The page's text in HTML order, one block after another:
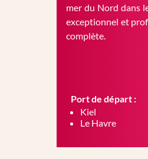
mer du Nord dans
exceptionnel et
complète.
Port de départ :
Kiel
Le Havre